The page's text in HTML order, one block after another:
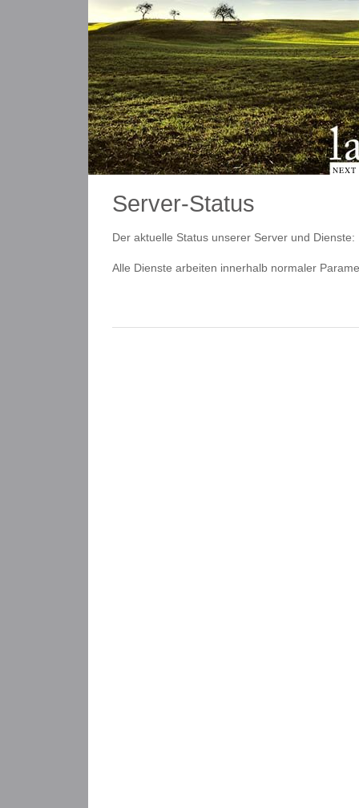
NEXT
Server-Status
Der aktuelle Status unserer Server und Dienste:
Alle Dienste arbeiten innerhalb normaler